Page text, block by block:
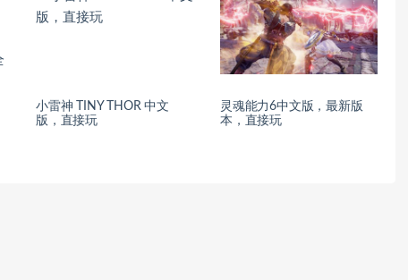
小雷神 TINY THOR 中文
版，直接玩
灵魂能力6中文版，最新版
本，直接玩